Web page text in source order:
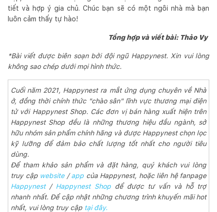
tiết và hợp ý gia chủ. Chúc bạn sẽ có một ngôi nhà mà bạn
luôn cảm thấy tự hào!
Tổng hợp và viết bài: Thảo Vy
*Bài viết được biên soạn bởi đội ngũ Happynest. Xin vui lòng
không sao chép dưới mọi hình thức.
Cuối năm 2021, Happynest ra mắt ứng dụng chuyên về Nhà
ở, đồng thời chính thức "chào sân" lĩnh vực thương mại điện
tử với Happynest Shop. Các đơn vị bán hàng xuất hiện trên
Happynest Shop đều là những thương hiệu đầu ngành, sở
hữu nhóm sản phẩm chính hãng và được Happynest chọn lọc
kỹ lưỡng để đảm bảo chất lượng tốt nhất cho người tiêu
dùng.
Để tham khảo sản phẩm và đặt hàng, quý khách vui lòng
truy cập website/app của Happynest, hoặc liên hệ fanpage
Happynest/ Happynest Shop để được tư vấn và hỗ trợ
nhanh nhất. Để cập nhật những chương trình khuyến mãi hot
nhất, vui lòng truy cập tại đây.